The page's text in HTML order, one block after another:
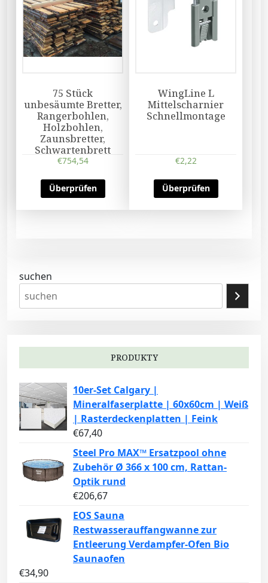
75 Stück
unbesäumte Bretter,
Rangerbohlen,
Holzbohlen,
Zaunsbretter,
Schwartenbrett
€754,54
Überprüfen
WingLine L
Mittelscharnier
Schnellmontage
€2,22
Überprüfen
suchen
PRODUKTY
10er-Set Calgary |
Mineralfaserplatte | 60x60cm | Weiß
| Rasterdeckenplatten | Feink
€67,40
Steel Pro MAX™ Ersatzpool ohne
Zubehör Ø 366 x 100 cm, Rattan-
Optik rund
€206,67
EOS Sauna
Restwasserauffangwanne zur
Entleerung Verdampfer-Ofen Bio
Saunaofen
€34,90